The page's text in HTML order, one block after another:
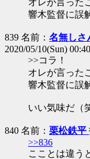
オレが言った
響木監督に誤
839 名前： 名無しさ
2020/05/10(Sun) 00:40
>>コラ！
オレが言った
響木監督に誤
いい気味だ（
840 名前： 栗松鉄平
>>836
こことは違う